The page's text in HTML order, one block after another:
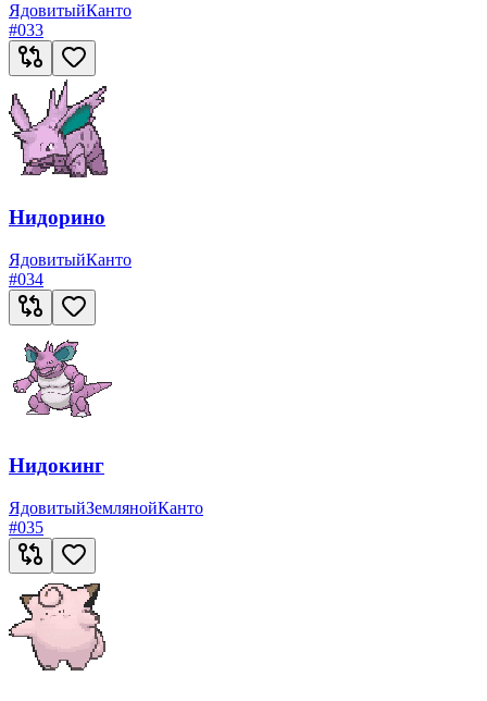
ЯдовитыйКанто
#033
Нидорино
ЯдовитыйКанто
#034
Нидокинг
ЯдовитыйЗемлянойКанто
#035